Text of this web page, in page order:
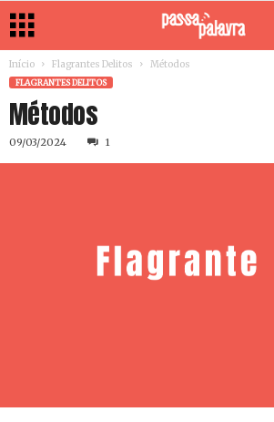
Início Flagrantes Delitos Métodos
FLAGRANTES DELITOS
Métodos
09/03/2024 1